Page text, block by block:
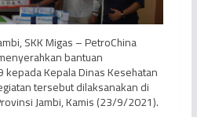
SKK Migas – PetroChina
bantuan
Kepala Dinas Kesehatan
tersebut dilaksanakan di
Jambi, Kamis (23/9/2021).